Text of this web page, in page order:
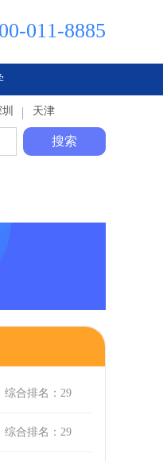
011-8885
天津
搜索
综合排名：29
综合排名：29